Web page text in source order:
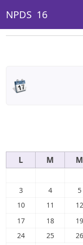
NPDS 16
L M M
3
4 5
10
11 12
17
18 19
24
25 26